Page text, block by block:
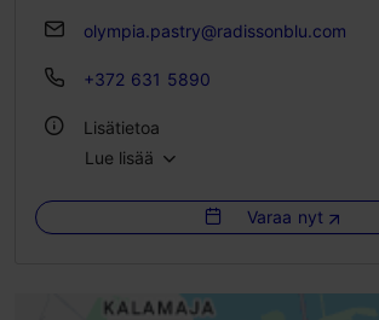
olympia.pastry@radissonblu.com
+372 631 5890
Lisätietoa
Istumapaikkoja: 50
WLAN-alue
Lue lisää
Varaa nyt